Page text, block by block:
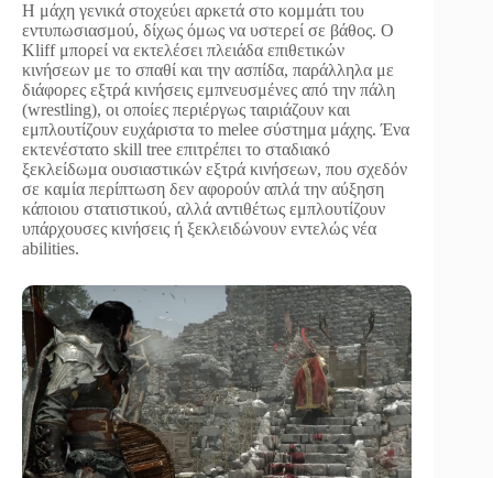
Η μάχη γενικά στοχεύει αρκετά στο κομμάτι του
εντυπωσιασμού, δίχως όμως να υστερεί σε βάθος. Ο
Kliff μπορεί να εκτελέσει πλειάδα επιθετικών
κινήσεων με το σπαθί και την ασπίδα, παράλληλα με
διάφορες εξτρά κινήσεις εμπνευσμένες από την πάλη
(wrestling), οι οποίες περιέργως ταιριάζουν και
εμπλουτίζουν ευχάριστα το melee σύστημα μάχης. Ένα
εκτενέστατο skill tree επιτρέπει το σταδιακό
ξεκλείδωμα ουσιαστικών εξτρά κινήσεων, που σχεδόν
σε καμία περίπτωση δεν αφορούν απλά την αύξηση
κάποιου στατιστικού, αλλά αντιθέτως εμπλουτίζουν
υπάρχουσες κινήσεις ή ξεκλειδώνουν εντελώς νέα
abilities.